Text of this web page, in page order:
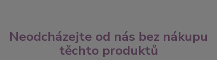
Neodcházejte od nás bez nákupu
těchto produktů